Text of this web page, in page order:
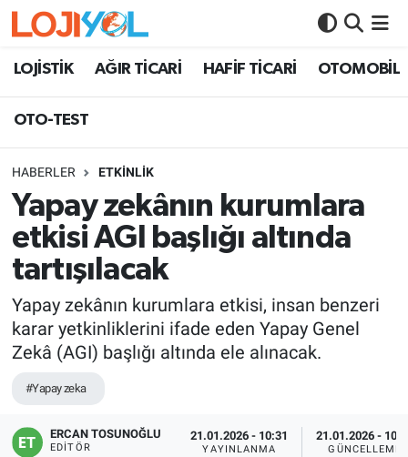
LOJİSTİK AĞIR TİCARİ HAFİF TİCARİ OTOMOBİL
OTO-TEST
HABERLER ETKİNLİK
Yapay zekânın kurumlara
etkisi AGI başlığı altında
tartışılacak
Yapay zekânın kurumlara etkisi, insan benzeri
karar yetkinliklerini ifade eden Yapay Genel
Zekâ (AGI) başlığı altında ele alınacak.
#Yapay zeka
ERCAN TOSUNOĞLU
EDITÖR
21.01.2026 - 10:31
YAYINLANMA
21.01.2026 -
GÜNCELLEME
OTO-TEST